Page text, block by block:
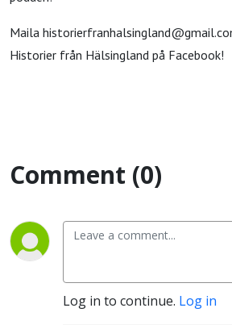
Maila
Historier från Hälsingland på Facebook!
Comment (0)
Log in to continue. Log in